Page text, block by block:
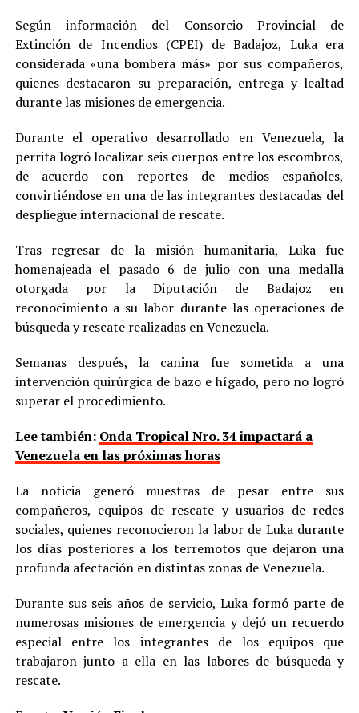
Según información del Consorcio Provincial de
Extinción de Incendios (CPEI) de Badajoz, Luka era
considerada «una bombera más» por sus compañeros,
quienes destacaron su preparación, entrega y lealtad
durante las misiones de emergencia.
Durante el operativo desarrollado en Venezuela, la
perrita logró localizar seis cuerpos entre los escombros,
de acuerdo con reportes de medios españoles,
convirtiéndose en una de las integrantes destacadas del
despliegue internacional de rescate.
Tras regresar de la misión humanitaria, Luka fue
homenajeada el pasado 6 de julio con una medalla
otorgada por la Diputación de Badajoz en
reconocimiento a su labor durante las operaciones de
búsqueda y rescate realizadas en Venezuela.
Semanas después, la canina fue sometida a una
intervención quirúrgica de bazo e hígado, pero no logró
superar el procedimiento.
Lee también: Onda Tropical Nro. 34 impactará a
Venezuela en las próximas horas
La noticia generó muestras de pesar entre sus
compañeros, equipos de rescate y usuarios de redes
sociales, quienes reconocieron la labor de Luka durante
los días posteriores a los terremotos que dejaron una
profunda afectación en distintas zonas de Venezuela.
Durante sus seis años de servicio, Luka formó parte de
numerosas misiones de emergencia y dejó un recuerdo
especial entre los integrantes de los equipos que
trabajaron junto a ella en las labores de búsqueda y
rescate.